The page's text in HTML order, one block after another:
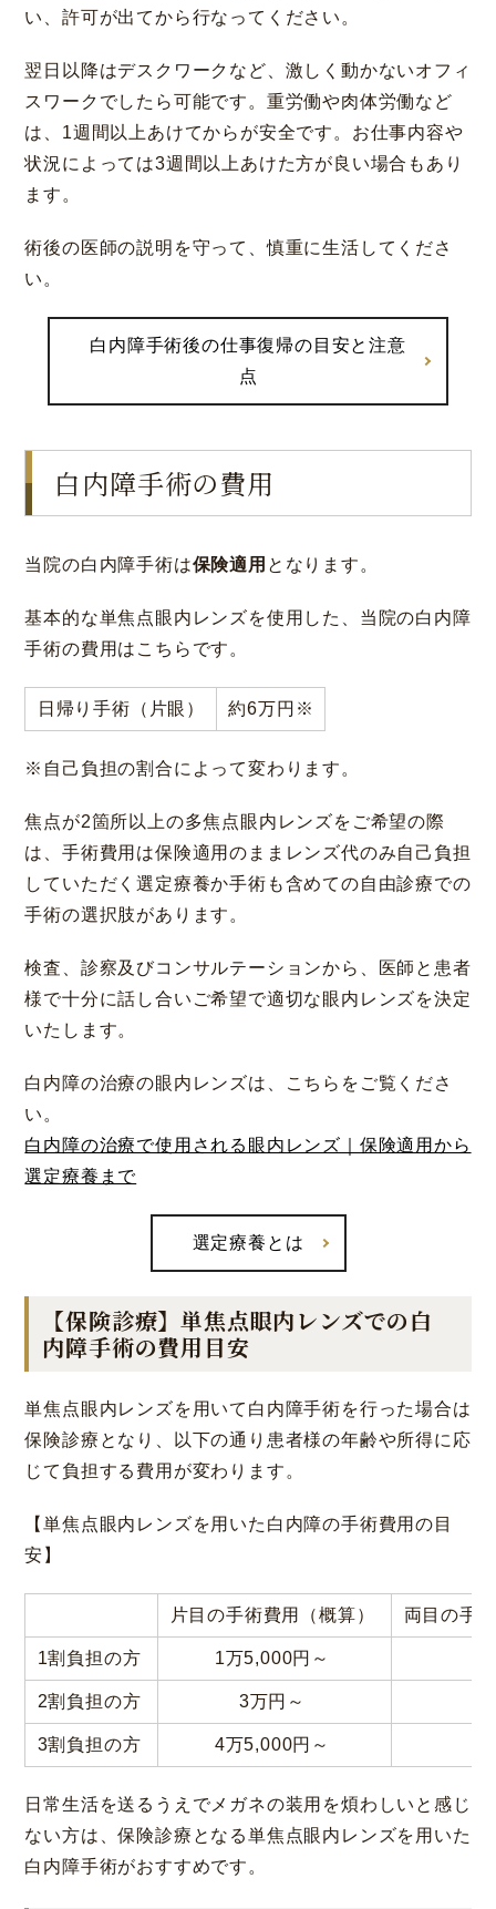
い、許可が出てから行なってください。
翌日以降はデスクワークなど、激しく動かないオフィ
スワークでしたら可能です。重労働や肉体労働など
は、1週間以上あけてからが安全です。お仕事内容や
状況によっては3週間以上あけた方が良い場合もあり
ます。
術後の医師の説明を守って、慎重に生活してくださ
い。
白内障手術後の仕事復帰の目安と注意
点
白内障手術の費用
当院の白内障手術は保険適用 となります。
基本的な単焦点眼内レンズを使用した、当院の白内障
手術の費用はこちらです。
日帰り手術（片眼） 約6万円※
※自己負担の割合によって変わります。
焦点が2箇所以上の多焦点眼内レンズをご希望の際
は、手術費用は保険適用のままレンズ代のみ自己負担
していただく選定療養か手術も含めての自由診療での
手術の選択肢があります。
検査、診察及びコンサルテーションから、医師と患者
様で十分に話し合いご希望で適切な眼内レンズを決定
いたします。
白内障の治療の眼内レンズは、こちらをご覧くださ
い。
白内障の治療で使用される眼内レンズ｜保険適用から
選定療養まで
選定療養とは
【保険診療】単焦点眼内レンズでの白
内障手術の費用目安
単焦点眼内レンズを用いて白内障手術を行った場合は
保険診療となり、以下の通り患者様の年齢や所得に応
じて負担する費用が変わります。
【単焦点眼内レンズを用いた白内障の手術費用の目
安】
片目の手術費用（概算） 両目の手
1割負担の方 1万5,000円～
2割負担の方 3万円～
3割負担の方 4万5,000円～
日常生活を送るうえでメガネの装用を煩わしいと感じ
ない方は、保険診療となる単焦点眼内レンズを用いた
白内障手術がおすすめです。